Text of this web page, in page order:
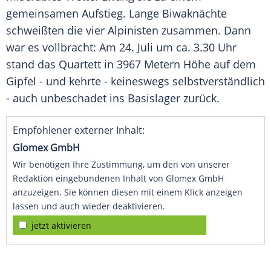
gemeinsamen Aufstieg. Lange Biwaknächte
schweißten die vier Alpinisten zusammen. Dann
war es vollbracht: Am 24. Juli um ca. 3.30 Uhr
stand das Quartett in 3967 Metern Höhe auf dem
Gipfel - und kehrte - keineswegs selbstverständlich
- auch unbeschadet ins Basislager zurück.
Empfohlener externer Inhalt:
Glomex GmbH
Wir benötigen Ihre Zustimmung, um den von unserer
Redaktion eingebundenen Inhalt von Glomex GmbH
anzuzeigen. Sie können diesen mit einem Klick anzeigen
lassen und auch wieder deaktivieren.
jetzt aktivieren